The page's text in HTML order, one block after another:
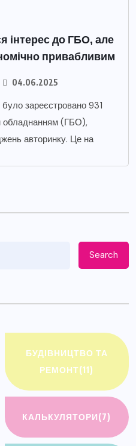
інтерес до ГБО, але
привабливим
04.06.2025
було зареєстровано 931
обладнанням (ГБО),
авторинку. Це на
Search
БУДІВНИЦТВО ТА
РЕМОНТ(11)
КАЛЬКУЛЯТОРИ(7)